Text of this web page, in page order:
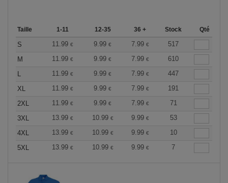
Taille 1-11 12-35 36 + Stock Qté
S 11.99 € 9.99 € 7.99 €
517
M
11.99 € 9.99 € 7.99 €
610
L
11.99 € 9.99 € 7.99 €
447
XL
11.99 € 9.99 € 7.99 €
191
2XL
11.99 € 9.99 € 7.99 €
71
3XL
13.99 € 10.99 € 9.99 €
53
4XL
13.99 € 10.99 € 9.99 €
10
5XL
13.99 € 10.99 € 9.99 € 7